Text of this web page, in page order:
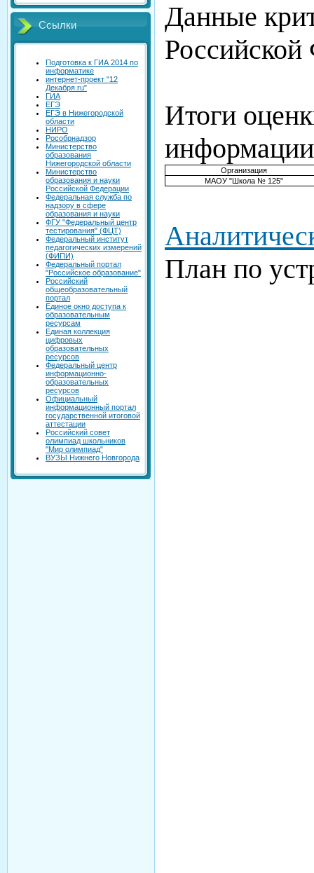
Ссылки
Подготовка к ГИА 2014 по
информатике
интернет-проект "12
Декабря.ru"
ГИА
ЕГЭ
ЕГЭ в Нижегородской
области
НИРО
Рособрнадзор
Министерство
образования
Нижегородской области
Министерство
образования и науки
Российской Федерации
Федеральная служба по
надзору в сфере
образования и науки
ФГУ "Федеральный центр
тестирования" (ФЦТ)
Федеральный институт
педагогических измерений
(ФИПИ)
Федеральный портал
"Российское образование"
Российский
общеобразовательный
портал
Единое окно доступа к
образовательным
ресурсам
Единая коллекция
цифровых
образовательных
ресурсов
Федеральный центр
информационно-
образовательных
ресурсов
Официальный
информационный портал
государственной итоговой
аттестации
Российский совет
олимпиад школьников
"Мир олимпиад"
ВУЗЫ Нижнего Новгорода
Данные
Итоги
информации
Организация
МАОУ "Школа № 125"
План по